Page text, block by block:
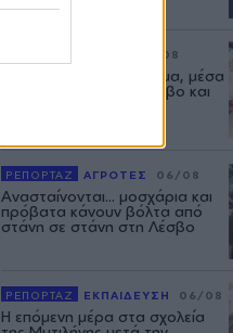
07/08
Φωτιά πήραν τα καυσιμα, μέσα
στον Αύγουστο σε Λέσβο και
ΡΕΠΟΡΤΑΖ ΑΓΡΟΤΕΣ 06/08
Ανασταίνονται... μοσχάρια και
πρόβατα κάνουν βόλτα από
στάνη σε στάνη στη Λέσβο
ΡΕΠΟΡΤΑΖ ΕΚΠΑΙΔΕΥΣΗ 06/08
Η επόμενη μέρα στα σχολεία